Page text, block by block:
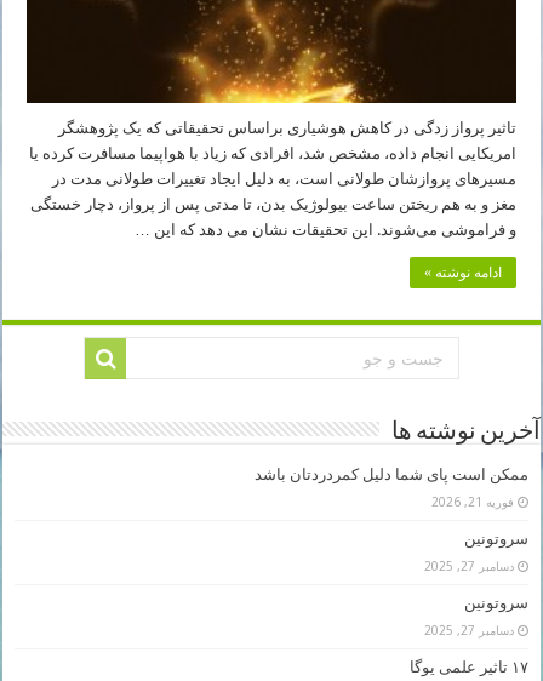
تاثیر پرواز زدگی در کاهش هوشیاری براساس تحقیقاتی که یک پژوهشگر
امریکایی انجام داده، مشخص شد، افرادی که زیاد با هواپیما مسافرت کرده یا
مسیرهای پروازشان طولانی است، به دلیل ایجاد تغییرات طولانی مدت در
مغز و به هم ریختن ساعت بیولوژیک بدن، تا مدتی پس از پرواز، دچار خستگی
و فراموشی می‌شوند. این تحقیقات نشان می دهد که این …
ادامه نوشته »
آخرین نوشته ها
ممکن است پای شما دلیل کمردردتان باشد
فوریه 21, 2026
سروتونین
دسامبر 27, 2025
سروتونین
دسامبر 27, 2025
۱۷ تاثیر علمی یوگا